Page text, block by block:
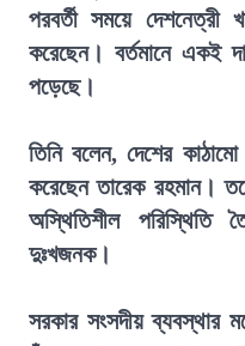
পরবর্তী সময়ে দেশনেত্রী
করেছেন। বর্তমানে একই
পড়েছে।
তিনি বলেন, দেশের
করেছেন তারেক রহমান।
অস্থিতিশীল পরিস্থিতি
দুঃখজনক।
সরকার সংসদীয় ব্যবস্থার